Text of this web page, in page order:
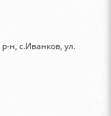
н, с.Иванков, ул.